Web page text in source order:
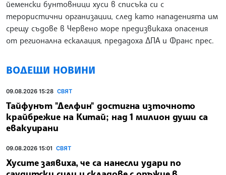
йеменски бунтовници хуси в списъка си с
терористични организации, след като нападенията им
срещу съдове в Червено море предизвикаха опасения
от регионална ескалация, предадоха ДПА и Франс прес.
ВОДЕЩИ НОВИНИ
09.08.2026 15:28 СВЯТ
Тайфунът "Делфин" достигна източното
крайбрежие на Китай; над 1 милион души са
евакуирани
09.08.2026 15:01 СВЯТ
Хусите заявиха, че са нанесли удари по